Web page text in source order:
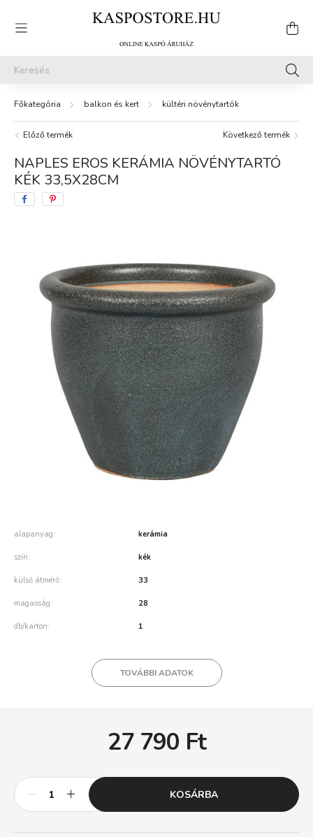
balkon és kert kültéri növénytartók
Előző termék Következő termék
NAPLES EROS KERÁMIA NÖVÉNYTARTÓ
KÉK 33,5X28CM
alapanyag kerámia
szín kék
külső átmérő 33
magasság 28
db/karton 1
TOVÁBBI ADATOK
27 790 Ft
KOSÁRBA